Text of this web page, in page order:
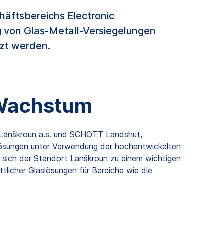
Electronic
Glas-Metall-Versiegelungen
werden.
a.s. und SCHOTT Landshut,
unter Verwendung der hochentwickelten
der Standort Lanškroun zu einem wichtigen
Glaslösungen für Bereiche wie die